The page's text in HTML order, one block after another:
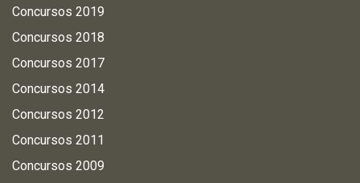
Concursos 2019
Concursos 2018
Concursos 2017
Concursos 2014
Concursos 2012
Concursos 2011
Concursos 2009